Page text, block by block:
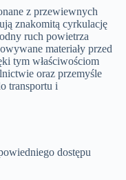
z przewiewnych
znakomitą cyrkulację
ruch powietrza
materiały przed
tym właściwościom
oraz przemyśle
transportu i
dostępu